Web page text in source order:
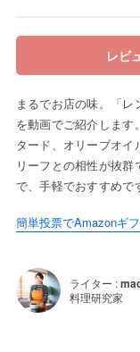
レビ
まるでお店の味。「
を動画でご紹介しま
タード、オリーブオ
リーフとの相性が抜
で、手軽でおすすめで
簡単投票でAmazonギ
ライター :
料理研究家